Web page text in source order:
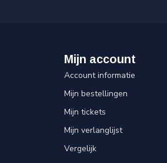
Mijn account
Account informatie
Mijn bestellingen
Mijn tickets
Mijn verlanglijst
Vergelijk